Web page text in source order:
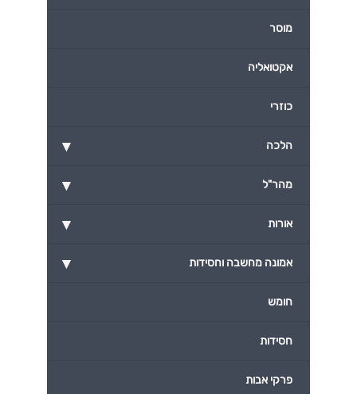
מוסר
אקטואליה
כוזרי
▾ הלכה
▾ מהר"ל
▾ אורות
▾ אמונה מחשבה וחסידות
חומש
חסידות
פרקי אבות